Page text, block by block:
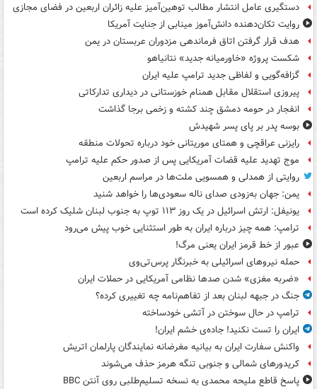
دستگیری عامل انتشار مطالب توهین‌آمیز علیه زائران اربعین در فضای مجازی
روایت تکان‌دهنده دانش‌آموز مینابی از جنایت آمریکا
هدف قرار گرفتن اتاق‌ فرماندهی مزدوران عربستان در یمن
شکست پروژه «خاورمیانه جدید» نتانیاهو
گزافه‌گویی و لفاظی جدید ترامپ علیه ایران
پیروزی استقلال مقابل همنام خوزستانی در دیداری تدارکاتی
انفجار در حومه دمشق چند کشته و زخمی برجا گذاشت
بوسه‌ پدر بر پای پسر شهیدش
رایزنی عراقچی و همتای موریتانی خود درباره تحولات منطقه
موج تهدید علیه قضات آمریکایی پس از صدور حکم علیه ترامپ
روایتی از همدلی و همسویی ملت‌ها در مراسم اربعین
یمن: جهان به‌زودی صدای ناله سعودی‌ها را خواهد شنید
یونیفل: ارتش اسرائیل در یک روز ۱۱۳ توپ به جنوب لبنان شلیک کرده است
ترامپ: همه چیز درباره ایران به طور استثنایی خوب پیش می‌رود
عبور از خط قرمز ایران یعنی مرگ!
حمله نیروهای اسرائیلی به خبرنگار پرس‌تی‌وی
«ضربه مغزی» شدن صدها نظامی آمریکایی در حملات ایران
جنگ در جبهه لبنان بعد از تفاهم‌نامه چه تغییری کرده؟
ترامپ در حال سوختن در آتشی خودساخته
ایران را تست نکنید! جاده‌ی خشم ایران!
واکنش سفارت ایران به بیانیه مغرضانه نمایندگان پارلمان اتریش
کریدورهای شمالی و جنوبی تنگه هرمز حذف می‌شوند
پاسخ قاطع ملیحه محمدی به نسخه تسلیم‌طلبی روی آنتن BBC